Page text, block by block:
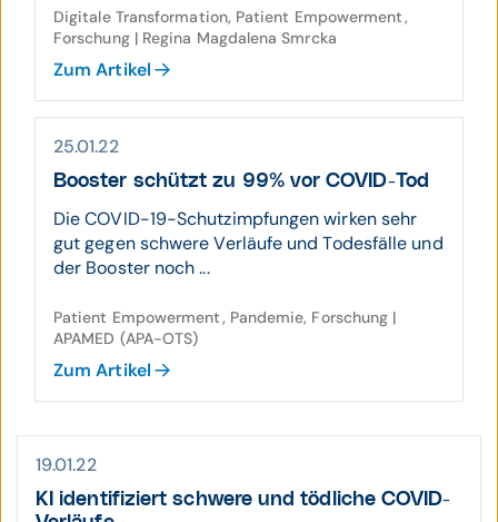
Digitale Transformation, Patient Empowerment,
Forschung | Regina Magdalena Smrcka
Zum Artikel
25.01.22
Booster schützt zu 99% vor COVID-Tod
Die COVID-19-Schutzimpfungen wirken sehr
gut gegen schwere Verläufe und Todesfälle und
der Booster noch ...
Patient Empowerment, Pandemie, Forschung |
APAMED (APA-OTS)
Zum Artikel
19.01.22
KI identifiziert schwere und tödliche COVID-